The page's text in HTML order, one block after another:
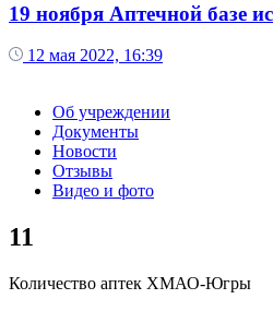
19 ноября Аптечной базе
12 мая 2022, 16:39
Об учреждении
Документы
Новости
Отзывы
Видео и фото
11
Количество аптек ХМАО-Югры